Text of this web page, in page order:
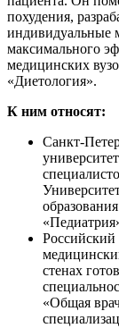
похудения,
индивидуальные
максимального
медицинских
«Диетология».
К ним относят:
Санкт-
Российский
стенах
«Общая